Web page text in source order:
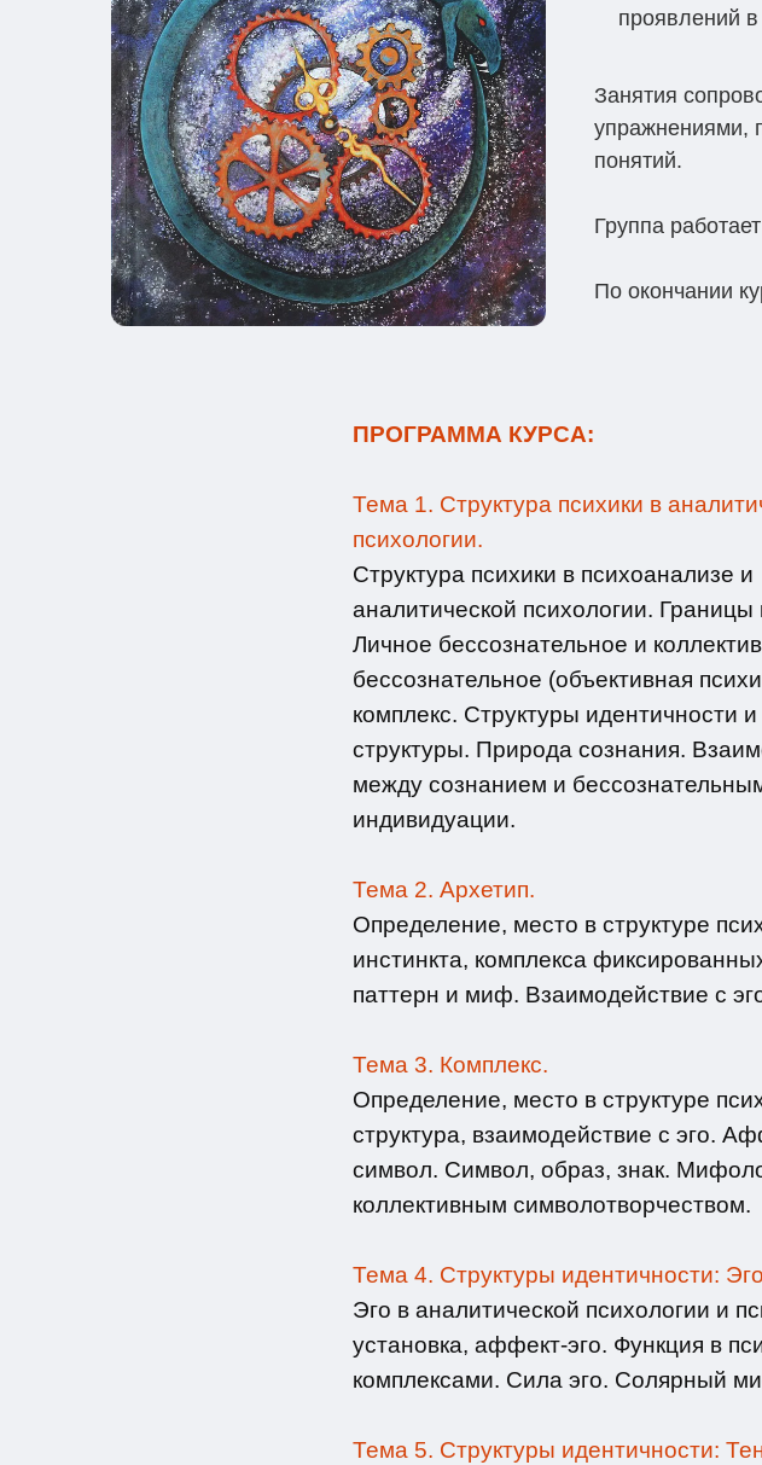
проявлений
Занятия
упражнениями,
понятий.
Группа
По окончании
ПРОГРАММА КУРСА:
Тема 1. Структура психики в
психологии.
Структура психики в психоанализе и
аналитической психологии. Границы
Личное бессознательное и
бессознательное (объективная
комплекс. Структуры идентичности
структуры. Природа сознания.
между сознанием и
индивидуации.
Тема 2. Архетип.
Определение, место в структуре
инстинкта, комплекса
паттерн и миф. Взаимодействие с
Тема 3. Комплекс.
Определение, место в структуре
структура, взаимодействие с эго.
символ. Символ, образ, знак.
коллективным символотворчеством.
Тема 4. Структуры идентичности:
Эго в аналитической психологии и
установка, аффект-эго. Функция в
комплексами. Сила эго. Солярный
Тема 5. Структуры идентичности: